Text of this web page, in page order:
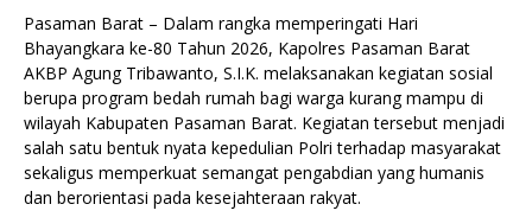
Pasaman Barat – Dalam rangka memperingati Hari
Bhayangkara ke-80 Tahun 2026, Kapolres Pasaman Barat
AKBP Agung Tribawanto, S.I.K. melaksanakan kegiatan sosial
berupa program bedah rumah bagi warga kurang mampu di
wilayah Kabupaten Pasaman Barat. Kegiatan tersebut menjadi
salah satu bentuk nyata kepedulian Polri terhadap masyarakat
sekaligus memperkuat semangat pengabdian yang humanis
dan berorientasi pada kesejahteraan rakyat.